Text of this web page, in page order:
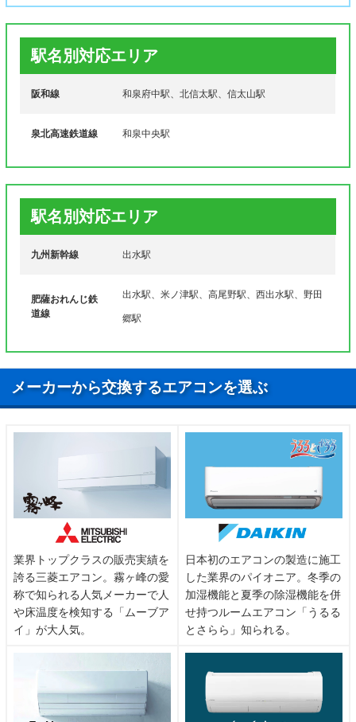
ハ行 福ノ江町、麓町、文化町、平和町、本町
駅名別対応エリア
阪和線 和泉府中駅、北信太駅、信太山駅
泉北高速鉄道線 和泉中央駅
駅名別対応エリア
九州新幹線 出水駅
肥薩おれんじ鉄
道線
出水駅、米ノ津駅、高尾野駅、西出水駅、野田
郷駅
メーカーから交換するエアコンを選ぶ
業界トップクラスの販売実績を
誇る三菱エアコン。霧ヶ峰の愛
称で知られる人気メーカーで人
や床温度を検知する「ムーブア
イ」が大人気。
日本初のエアコンの製造に施工
した業界のパイオニア。冬季の
加湿機能と夏季の除湿機能を併
せ持つルームエアコン「うるる
とさらら」知られる。